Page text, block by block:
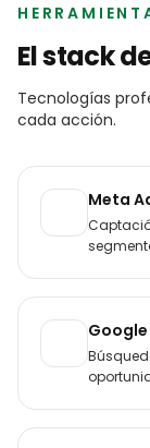
El stack
Tecnologías
cada acción.
Meta
Google